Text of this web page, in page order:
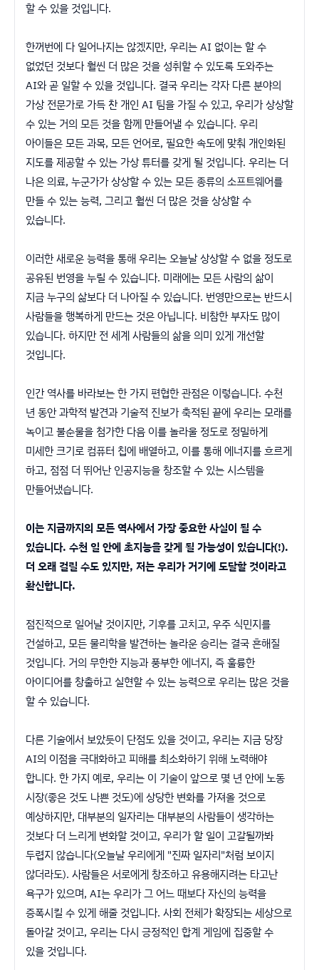
할 수 있을 것입니다.
한꺼번에 다 일어나지는 않겠지만, 우리는 AI 없이는 할 수
없었던 것보다 훨씬 더 많은 것을 성취할 수 있도록 도와주는
AI와 곧 일할 수 있을 것입니다. 결국 우리는 각자 다른 분야의
가상 전문가로 가득 찬 개인 AI 팀을 가질 수 있고, 우리가 상상할
수 있는 거의 모든 것을 함께 만들어낼 수 있습니다. 우리
아이들은 모든 과목, 모든 언어로, 필요한 속도에 맞춰 개인화된
지도를 제공할 수 있는 가상 튜터를 갖게 될 것입니다. 우리는 더
나은 의료, 누군가가 상상할 수 있는 모든 종류의 소프트웨어를
만들 수 있는 능력, 그리고 훨씬 더 많은 것을 상상할 수
있습니다.
이러한 새로운 능력을 통해 우리는 오늘날 상상할 수 없을 정도로
공유된 번영을 누릴 수 있습니다. 미래에는 모든 사람의 삶이
지금 누구의 삶보다 더 나아질 수 있습니다. 번영만으로는 반드시
사람들을 행복하게 만드는 것은 아닙니다. 비참한 부자도 많이
있습니다. 하지만 전 세계 사람들의 삶을 의미 있게 개선할
것입니다.
인간 역사를 바라보는 한 가지 편협한 관점은 이렇습니다. 수천
년 동안 과학적 발견과 기술적 진보가 축적된 끝에 우리는 모래를
녹이고 불순물을 첨가한 다음 이를 놀라울 정도로 정밀하게
미세한 크기로 컴퓨터 칩에 배열하고, 이를 통해 에너지를 흐르게
하고, 점점 더 뛰어난 인공지능을 창조할 수 있는 시스템을
만들어냈습니다.
이는 지금까지의 모든 역사에서 가장 중요한 사실이 될 수
있습니다. 수천 일 안에 초지능을 갖게 될 가능성이 있습니다(!).
더 오래 걸릴 수도 있지만, 저는 우리가 거기에 도달할 것이라고
확신합니다.
점진적으로 일어날 것이지만, 기후를 고치고, 우주 식민지를
건설하고, 모든 물리학을 발견하는 놀라운 승리는 결국 흔해질
것입니다. 거의 무한한 지능과 풍부한 에너지, 즉 훌륭한
아이디어를 창출하고 실현할 수 있는 능력으로 우리는 많은 것을
할 수 있습니다.
다른 기술에서 보았듯이 단점도 있을 것이고, 우리는 지금 당장
AI의 이점을 극대화하고 피해를 최소화하기 위해 노력해야
합니다. 한 가지 예로, 우리는 이 기술이 앞으로 몇 년 안에 노동
시장(좋은 것도 나쁜 것도)에 상당한 변화를 가져올 것으로
예상하지만, 대부분의 일자리는 대부분의 사람들이 생각하는
것보다 더 느리게 변화할 것이고, 우리가 할 일이 고갈될까봐
두렵지 않습니다(오늘날 우리에게 "진짜 일자리"처럼 보이지
않더라도). 사람들은 서로에게 창조하고 유용해지려는 타고난
욕구가 있으며, AI는 우리가 그 어느 때보다 자신의 능력을
증폭시킬 수 있게 해줄 것입니다. 사회 전체가 확장되는 세상으로
돌아갈 것이고, 우리는 다시 긍정적인 합계 게임에 집중할 수
있을 것입니다.